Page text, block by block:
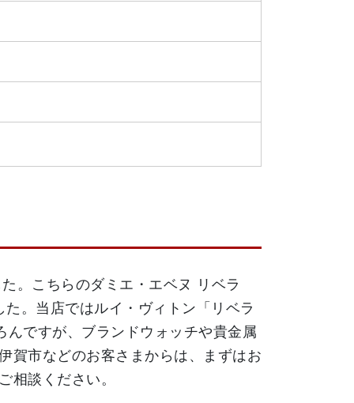
。こちらのダミエ・エベヌ リベラ
。当店ではルイ・ヴィトン「リベラ
ですが、ブランドウォッチや貴金属
賀市などのお客さまからは、まずはお